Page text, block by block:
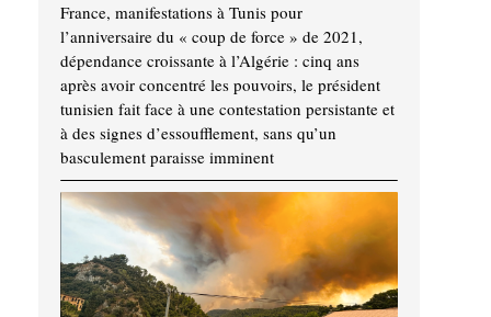
France, manifestations à Tunis pour
l’anniversaire du « coup de force » de 2021,
dépendance croissante à l’Algérie : cinq ans
après avoir concentré les pouvoirs, le président
tunisien fait face à une contestation persistante et
à des signes d’essoufflement, sans qu’un
basculement paraisse imminent